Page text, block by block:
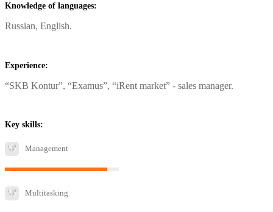
Knowledge of languages:
Russian, English.
Experience:
“SKB Kontur”, “Examus”, “iRent market” - sales manager.
Key skills:
Management
Multitasking